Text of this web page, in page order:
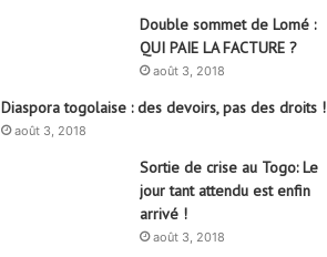
Double sommet de Lomé :
QUI PAIE LA FACTURE ?
août 3, 2018
Diaspora togolaise : des devoirs, pas des droits !
août 3, 2018
Sortie de crise au Togo: Le
jour tant attendu est enfin
arrivé !
août 3, 2018